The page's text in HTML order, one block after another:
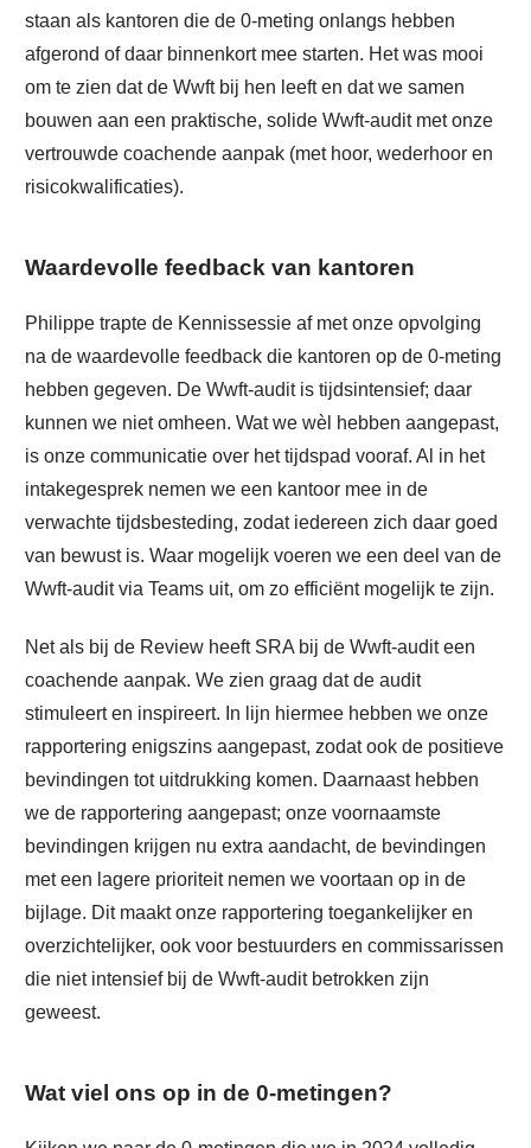
staan als kantoren die de 0-meting onlangs hebben
afgerond of daar binnenkort mee starten. Het was mooi
om te zien dat de Wwft bij hen leeft en dat we samen
bouwen aan een praktische, solide Wwft-audit met onze
vertrouwde coachende aanpak (met hoor, wederhoor en
risicokwalificaties).
Waardevolle feedback van kantoren
Philippe trapte de Kennissessie af met onze opvolging
na de waardevolle feedback die kantoren op de 0-meting
hebben gegeven. De Wwft-audit is tijdsintensief; daar
kunnen we niet omheen. Wat we wèl hebben aangepast,
is onze communicatie over het tijdspad vooraf. Al in het
intakegesprek nemen we een kantoor mee in de
verwachte tijdsbesteding, zodat iedereen zich daar goed
van bewust is. Waar mogelijk voeren we een deel van de
Wwft-audit via Teams uit, om zo efficiënt mogelijk te zijn.
Net als bij de Review heeft SRA bij de Wwft-audit een
coachende aanpak. We zien graag dat de audit
stimuleert en inspireert. In lijn hiermee hebben we onze
rapportering enigszins aangepast, zodat ook de positieve
bevindingen tot uitdrukking komen. Daarnaast hebben
we de rapportering aangepast; onze voornaamste
bevindingen krijgen nu extra aandacht, de bevindingen
met een lagere prioriteit nemen we voortaan op in de
bijlage. Dit maakt onze rapportering toegankelijker en
overzichtelijker, ook voor bestuurders en commissarissen
die niet intensief bij de Wwft-audit betrokken zijn
geweest.
Wat viel ons op in de 0-metingen?